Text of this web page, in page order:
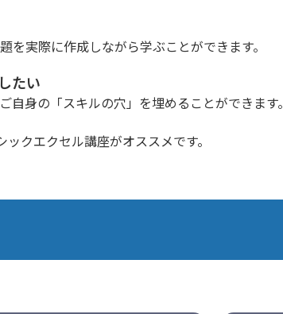
実際に作成しながら学ぶことができます。
たい
身の「スキルの穴」を埋めることができます。
ックエクセル講座がオススメです。